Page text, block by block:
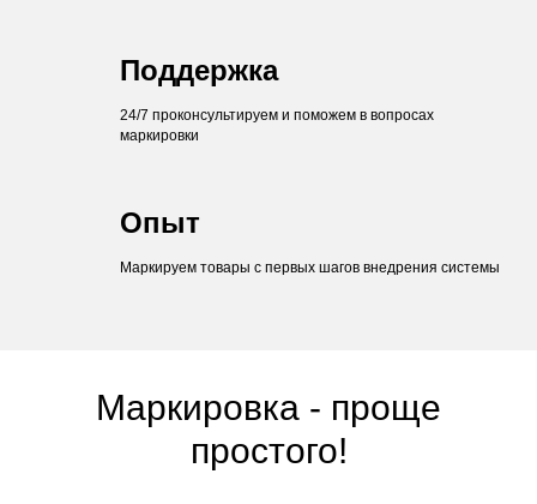
Поддержка
24/7 проконсультируем и поможем в вопросах
маркировки
Опыт
Маркируем товары с первых шагов внедрения системы
Маркировка - проще
простого!